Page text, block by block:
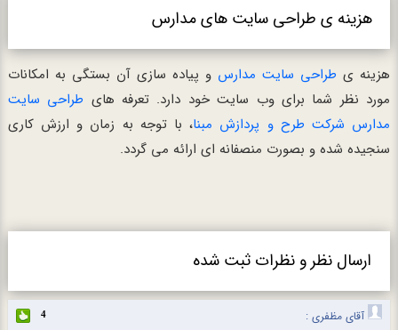
هزینه ی طراحی سایت های مدارس
هزینه ی طراحی سایت مدارس و پیاده سازی آن بستگی به امکانات
مورد نظر شما برای وب سایت خود دارد. تعرفه های طراحی سایت
مدارس شرکت طرح و پردازش مبنا، با توجه به زمان و ارزش کاری
سنجیده شده و بصورت منصفانه ای ارائه می گردد.
ارسال نظر و نظرات ثبت شده
آقای مظفری : 4